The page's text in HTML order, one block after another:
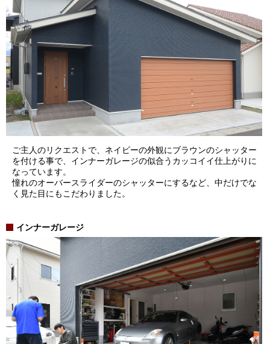
ご主人のリクエストで、ネイビーの外観にブラウンのシャッター
を付ける事で、インナーガレージの似合うカッコイイ仕上がりに
なっています。
憧れのオーバースライダーのシャッターにするなど、中だけでな
く見た目にもこだわりました。
インナーガレージ